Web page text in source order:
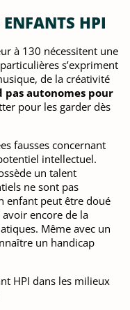
ENFANTS HPI
à 130 nécessitent une
s’expriment
de la créativité
pas autonomes pour
pour les garder dès
fausses concernant
intellectuel.
un talent
ne sont pas
enfant peut être doué
encore de la
Même avec un
un handicap
HPI dans les milieux